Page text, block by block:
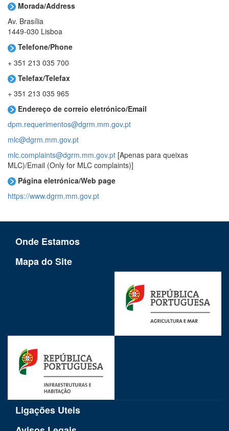
Morada/Address
Av. Brasília
1449-030 Lisboa
Telefone/Phone
+ 351 213 035 700
Telefax/Telefax
+ 351 213 035 965
Endereço de correio eletrónico/Email
dpm.requerimentos@dgrm.mm.gov.pt
mlc@dgrm.mm.gov.pt
mlc.complaints@dgrm.mm.gov.pt [Apenas para queixas
MLC)/Email (Only for MLC complaints)]
Página eletrónica/Web page
https://www.dgrm.mm.gov.pt
Onde Estamos
Mapa do Site
Ligações Uteis